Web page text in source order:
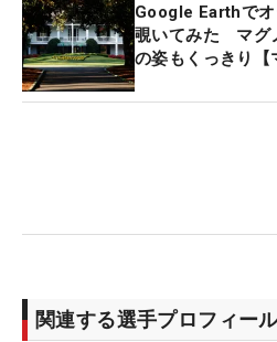
Google Earthで
覗いてみた マグ
の姿もくっきり【
関連する選手プロフィー